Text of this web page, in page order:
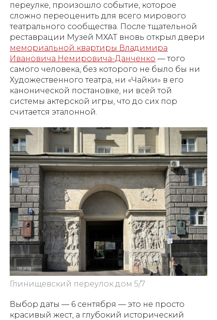
переулке, произошло событие, которое
сложно переоценить для всего мирового
театрального сообщества. После тщательной
реставрации Музей МХАТ вновь открыл двери
мемориальной квартиры Владимира
Ивановича Немировича-Данченко — того
самого человека, без которого не было бы ни
Художественного театра, ни «Чайки» в его
канонической постановке, ни всей той
системы актерской игры, что до сих пор
считается эталонной.
Глинищевский переулок дом 5/7
Выбор даты — 6 сентября — это не просто
красивый жест, а глубокий исторический